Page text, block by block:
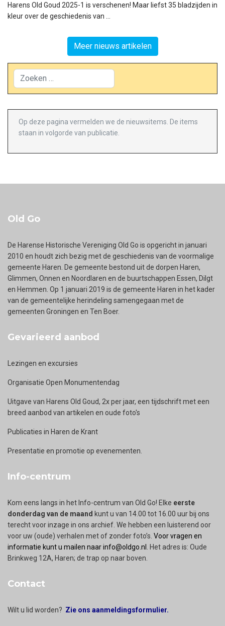
Harens Old Goud 2025-1 is verschenen! Maar liefst 35 bladzijden in
kleur over de geschiedenis van ...
Meer nieuws artikelen
Zoeken
Op deze pagina vermelden we de nieuwsitems. De items
staan in volgorde van publicatie.
Old Go
De Harense Historische Vereniging Old Go is opgericht in januari
2010 en houdt zich bezig met de geschiedenis van de voormalige
gemeente Haren. De gemeente bestond uit de dorpen Haren,
Glimmen, Onnen en Noordlaren en de buurtschappen Essen, Dilgt
en Hemmen. Op 1 januari 2019 is de gemeente Haren in het kader
van de gemeentelijke herindeling samengegaan met de
gemeenten Groningen en Ten Boer.
Gevarieerd aanbod
Lezingen en excursies
Organisatie Open Monumentendag
Uitgave van Harens Old Goud, 2x per jaar, een tijdschrift met een
breed aanbod van artikelen en oude foto's
Publicaties in Haren de Krant
Presentatie en promotie op evenementen.
Info-centrum
Kom eens langs in het Info-centrum van Old Go! Elke eerste
donderdag van de maand kunt u van 14.00 tot 16.00 uur bij ons
terecht voor inzage in ons archief. We hebben een luisterend oor
voor uw (oude) verhalen met of zonder foto’s. Voor vragen en
informatie kunt u mailen naar info@oldgo.nl
. Het adres is: Oude
Brinkweg 12A, Haren; de trap op naar boven.
Contact
Wilt u lid worden? Zie ons aanmeldingsformulier.